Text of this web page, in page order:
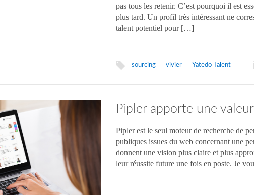
pas tous les retenir. C’est pourquoi il est
plus tard. Un profil très intéressant ne
talent potentiel pour […]
sourcing vivier Yatedo Talent
Pipler apporte une
Pipler est le seul moteur de recherche de
publiques issues du web concernant une
donnent une vision plus claire et plus
leur réussite future une fois en poste. Je